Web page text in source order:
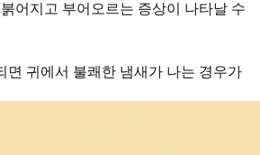
어지고 부어오르는 증상이 나타날 수
면 귀에서 불쾌한 냄새가 나는 경우가